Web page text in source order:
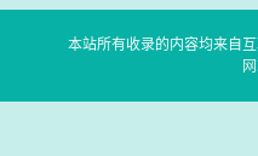
本站所有收录的内容均来自